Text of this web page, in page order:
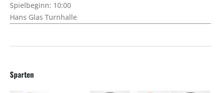
Spielbeginn: 10:00
Hans Glas Turnhalle
Sparten